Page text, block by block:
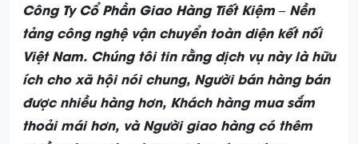
Công Ty Cổ Phần Giao Hàng Tiết Kiệm – Nền
tảng công nghệ vận chuyển toàn diện kết nối
Việt Nam. Chúng tôi tin rằng dịch vụ này là hữu
ích cho xã hội nói chung, Người bán hàng bán
được nhiều hàng hơn, Khách hàng mua sắm
thoải mái hơn, và Người giao hàng có thêm